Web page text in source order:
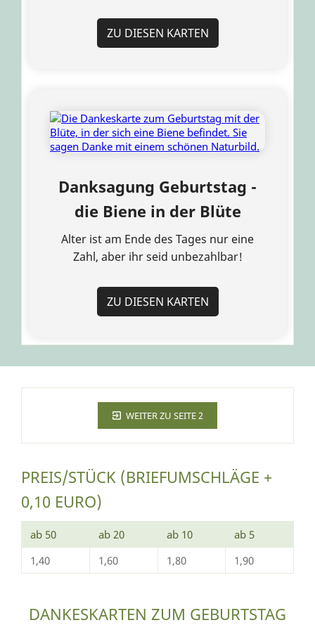
ZU DIESEN KARTEN
Danksagung Geburtstag -
die Biene in der Blüte
Alter ist am Ende des Tages nur eine
Zahl, aber ihr seid unbezahlbar!
ZU DIESEN KARTEN
WEITER ZU SEITE 2
PREIS/STÜCK (BRIEFUMSCHLÄGE +
0,10 EURO)
ab 50 ab 20 ab 10
ab 5
1,40
1,60 1,80 1,90
DANKESKARTEN ZUM GEBURTSTAG